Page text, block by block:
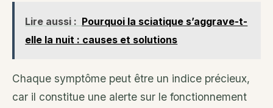
Lire aussi : Pourquoi la sciatique s’aggrave-t-
elle la nuit : causes et solutions
Chaque symptôme peut être un indice précieux,
car il constitue une alerte sur le fonctionnement